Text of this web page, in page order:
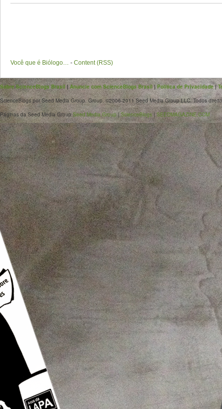
Você que é Biólogo… - Content (RSS)
Sobre ScienceBlogs Brasil|Anuncie com ScienceBlogs Brasil|Política de Privacidade|
ScienceBlogs por Seed Media Group. Group. ©2006-2011 Seed Media Group LLC. Todos
Páginas da Seed Media GroupSeed Media Group|ScienceBlogs|SEEDMAGAZINE.COM